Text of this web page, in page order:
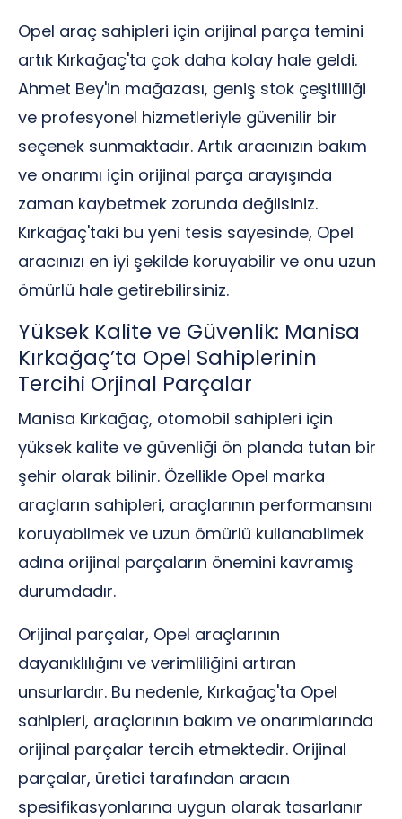
Opel araç sahipleri için orijinal parça temini
artık Kırkağaç'ta çok daha kolay hale geldi.
Ahmet Bey'in mağazası, geniş stok çeşitliliği
ve profesyonel hizmetleriyle güvenilir bir
seçenek sunmaktadır. Artık aracınızın bakım
ve onarımı için orijinal parça arayışında
zaman kaybetmek zorunda değilsiniz.
Kırkağaç'taki bu yeni tesis sayesinde, Opel
aracınızı en iyi şekilde koruyabilir ve onu uzun
ömürlü hale getirebilirsiniz.
Yüksek Kalite ve Güvenlik: Manisa
Kırkağaç’ta Opel Sahiplerinin
Tercihi Orjinal Parçalar
Manisa Kırkağaç, otomobil sahipleri için
yüksek kalite ve güvenliği ön planda tutan bir
şehir olarak bilinir. Özellikle Opel marka
araçların sahipleri, araçlarının performansını
koruyabilmek ve uzun ömürlü kullanabilmek
adına orijinal parçaların önemini kavramış
durumdadır.
Orijinal parçalar, Opel araçlarının
dayanıklılığını ve verimliliğini artıran
unsurlardır. Bu nedenle, Kırkağaç'ta Opel
sahipleri, araçlarının bakım ve onarımlarında
orijinal parçalar tercih etmektedir. Orijinal
parçalar, üretici tarafından aracın
spesifikasyonlarına uygun olarak tasarlanır